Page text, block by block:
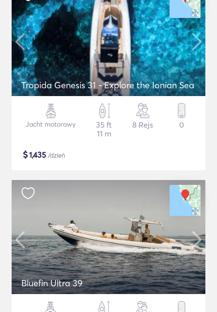
Tropida Genesis 31 - Explore the Ionian Sea
Jacht motorowy
35 ft
11 m
8 Rejs 0
$1,435 /dzień
Bluefin Ultra 39